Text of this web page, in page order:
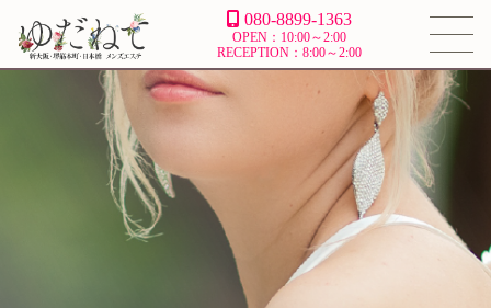
080-8899-1363
OPEN：10:00～2:00
RECEPTION：8:00～2:00